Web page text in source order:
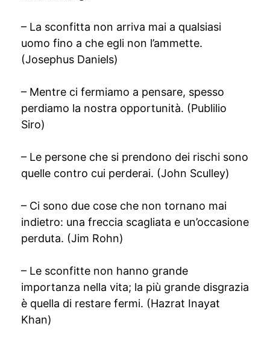
– La sconfitta non arriva mai a qualsiasi
uomo fino a che egli non l’ammette.
(Josephus Daniels)
– Mentre ci fermiamo a pensare, spesso
perdiamo la nostra opportunità. (Publilio
Siro)
– Le persone che si prendono dei rischi sono
quelle contro cui perderai. (John Sculley)
– Ci sono due cose che non tornano mai
indietro: una freccia scagliata e un’occasione
perduta. (Jim Rohn)
– Le sconfitte non hanno grande
importanza nella vita; la più grande disgrazia
è quella di restare fermi. (Hazrat Inayat
Khan)